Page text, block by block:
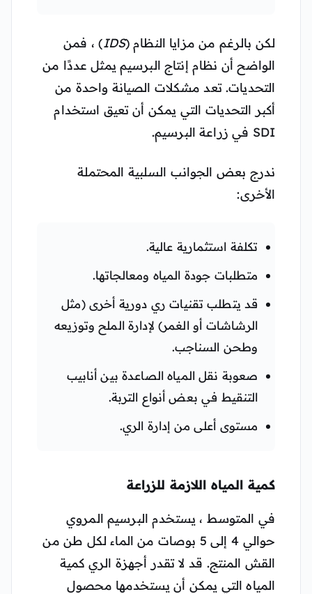
لكن بالرغم من مزايا النظام (IDS) ، فمن
الواضح أن نظام إنتاج البرسيم يمثل عددًا من
التحديات. تعد مشكلات الصيانة واحدة من
أكبر التحديات التي يمكن أن تعيق استخدام
SDI في زراعة البرسيم.
ندرج بعض الجوانب السلبية المحتملة
الأخرى:
تكلفة استثمارية عالية.
متطلبات جودة المياه ومعالجاتها.
قد يتطلب تقنيات ري دورية أخرى (مثل
الرشاشات أو الغمر) لإدارة الملح وتوزيعه
وطحن السناجب.
صعوبة نقل المياه الصاعدة بين أنابيب
التنقيط في بعض أنواع التربة.
مستوى أعلى من إدارة الري.
كمية المياه اللازمة للزراعة
في المتوسط ​​، يستخدم البرسيم المروي
حوالي 4 إلى 5 بوصات من الماء لكل طن من
القش المنتج. قد لا تقدر أجهزة الري كمية
المياه التي يمكن أن يستخدمها محصول